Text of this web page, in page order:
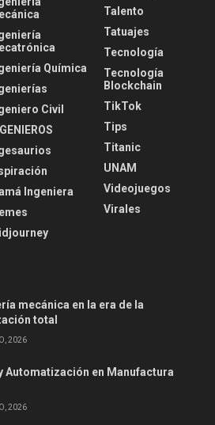
Química
Civil
Ingeniera
Talento
Tatuajes
Tecnología
Tecnología
Blockchain
TikTok
Tips
Titanic
UNAM
Videojuegos
Virales
mecánica en la era de la
total
2026
Automatización en Manufactura
2026